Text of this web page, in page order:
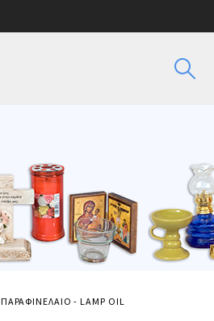
ΠΑΡΑΦΙΝΈΛΑΙΟ - LAMP OIL